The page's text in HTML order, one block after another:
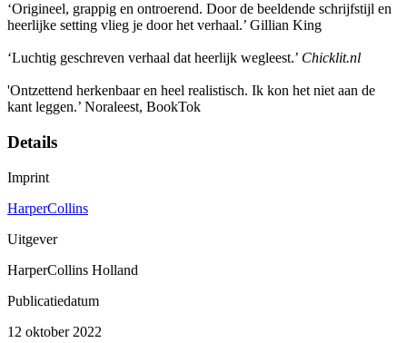
‘Origineel, grappig en ontroerend. Door de beeldende schrijfstijl en
heerlijke setting vlieg je door het verhaal.’ Gillian King
‘Luchtig geschreven verhaal dat heerlijk wegleest.’ Chicklit.nl
'Ontzettend herkenbaar en heel realistisch. Ik kon het niet aan de
kant leggen.’ Noraleest, BookTok
Details
Imprint
HarperCollins
Uitgever
HarperCollins Holland
Publicatiedatum
12 oktober 2022